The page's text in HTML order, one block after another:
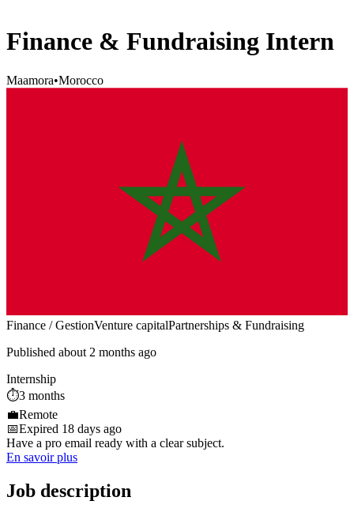
Finance & Fundraising Intern
Maamora•Morocco
Finance / GestionVenture capitalPartnerships & Fundraising
Published about 2 months ago
Internship
⏱️3 months
💼Remote
📅Expired 18 days ago
Have a pro email ready with a clear subject.
En savoir plus
Job description